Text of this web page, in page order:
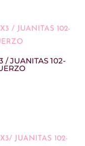
/ JUANITAS 102-